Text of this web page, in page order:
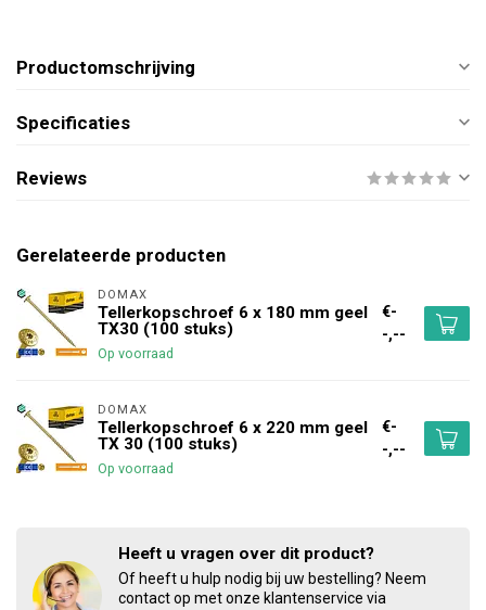
Productomschrijving
Specificaties
Reviews
Gerelateerde producten
DOMAX
Tellerkopschroef 6 x 180 mm geel
TX30 (100 stuks)
Op voorraad
€-
-,--
DOMAX
Tellerkopschroef 6 x 220 mm geel
TX 30 (100 stuks)
Op voorraad
€-
-,--
Heeft u vragen over dit product?
Of heeft u hulp nodig bij uw bestelling? Neem
contact op met onze klantenservice via